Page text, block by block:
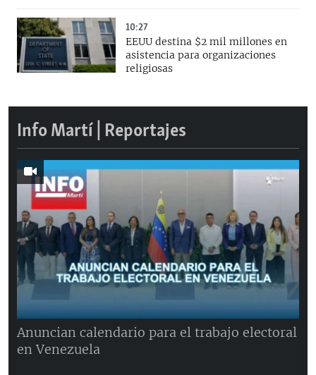
10:27
EEUU destina $2 mil millones en
asistencia para organizaciones
religiosas
Info Martí | Reportajes
Anuncian calendario para el trabajo electoral
en Venezuela